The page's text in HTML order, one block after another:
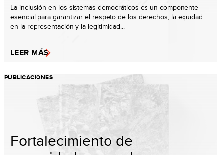
La inclusión en los sistemas democráticos es un componente
esencial para garantizar el respeto de los derechos, la equidad
en la representación y la legitimidad...
LEER MÁS
PUBLICACIONES
Fortalecimiento de